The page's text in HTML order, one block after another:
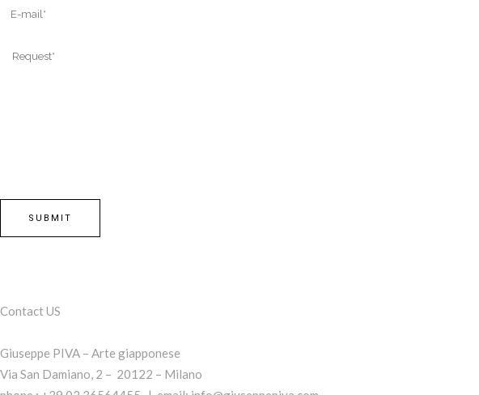
Contact US
Giuseppe PIVA – Arte giapponese
Via San Damiano, 2 – 20122 – Milano